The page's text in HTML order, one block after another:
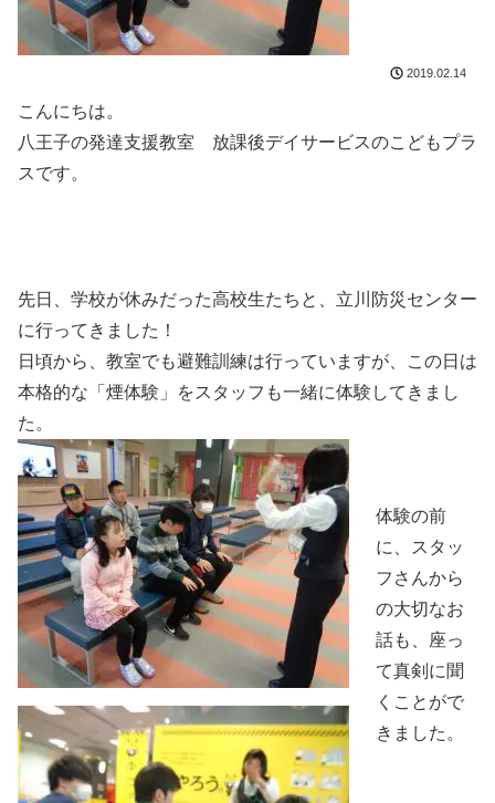
2019.02.14
こんにちは。
八王子の発達支援教室 放課後デイサービスのこどもプラ
スです。
先日、学校が休みだった高校生たちと、立川防災センター
に行ってきました！
日頃から、教室でも避難訓練は行っていますが、この日は
本格的な「煙体験」をスタッフも一緒に体験してきまし
た。
体験の前
に、スタッ
フさんから
の大切なお
話も、座っ
て真剣に聞
くことがで
きました。